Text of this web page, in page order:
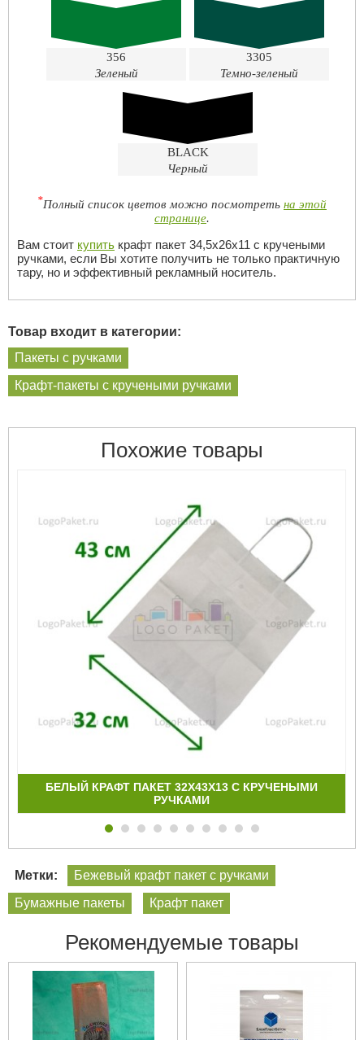
356
Зеленый
3305
Темно-зеленый
BLACK
Черный
*Полный список цветов можно посмотреть на этой
странице.
Вам стоит купить крафт пакет 34,5х26х11 с кручеными
ручками, если Вы хотите получить не только практичную
тару, но и эффективный рекламный носитель.
Товар входит в категории:
Пакеты с ручками
Крафт-пакеты с кручеными ручками
Похожие товары
БЕЛЫЙ КРАФТ ПАКЕТ 32Х43Х13 С КРУЧЕНЫМИ
РУЧКАМИ
Метки:
Бежевый крафт пакет с ручками
Бумажные пакеты
Крафт пакет
Рекомендуемые товары